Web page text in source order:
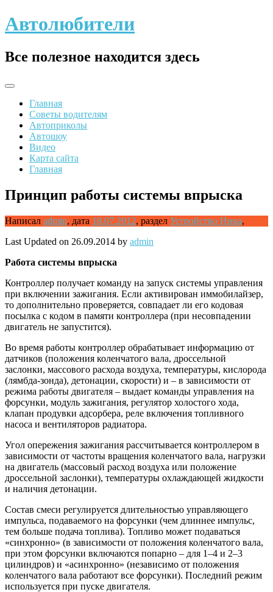
Skip
to
Автолюбители
Все полезное находится здесь
Главная
Советы водителям
Автоприколы
Автошоу
Видео
Карта сайта
Главная
Принцип работы системы впрыска
Написал admin, дата 18.07.2012, раздел Устройство Нива,
Last Updated on 26.09.2014 by admin
Работа системы впрыска
Контроллер получает команду на запуск системы управления
при включении зажигания. Если активирован иммобилайзер,
то дополнительно проверяется, совпадает ли его кодовая
посылка с кодом в памяти контроллера (при несовпадении
двигатель не запустится).
Во время работы контроллер обрабатывает информацию от
датчиков (положения коленчатого вала, дроссельной
заслонки, массового расхода воздуха, температуры, кислорода
(лямбда-зонда), детонации, скорости) и – в зависимости от
режима работы двигателя – выдает команды управления на
форсунки, модуль зажигания, регулятор холостого хода,
клапан продувки адсорбера, реле включения топливного
насоса и вентиляторов радиатора.
Угол опережения зажигания рассчитывается контроллером в
зависимости от частоты вращения коленчатого вала, нагрузки
на двигатель (массовый расход воздуха или положение
дроссельной заслонки), температуры охлаждающей жидкости
и наличия детонации.
Состав смеси регулируется длительностью управляющего
импульса, подаваемого на форсунки (чем длиннее импульс,
тем больше подача топлива). Топливо может подаваться
«синхронно» (в зависимости от положения коленчатого вала,
при этом форсунки включаются попарно – для 1–4 и 2–3
цилиндров) и «асинхронно» (независимо от положения
коленчатого вала работают все форсунки). Последний режим
используется при пуске двигателя.